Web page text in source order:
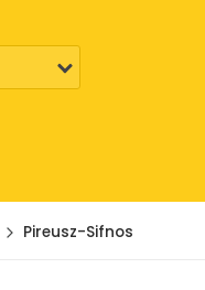
Pireusz-Sifnos